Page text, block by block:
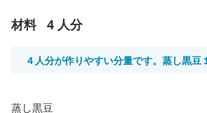
材料 4 人分
４人分が作りやすい分量です。蒸し黒豆
蒸し黒豆